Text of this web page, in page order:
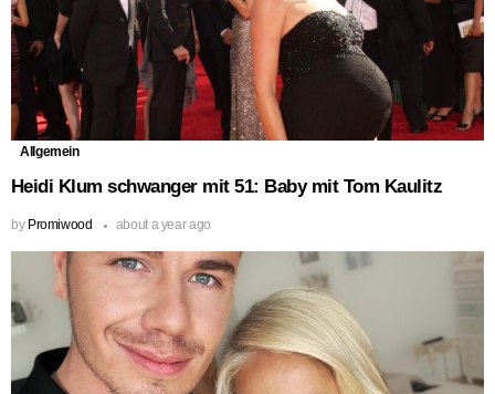
Allgemein
Heidi Klum schwanger mit 51: Baby mit Tom Kaulitz
by Promiwood about a year ago